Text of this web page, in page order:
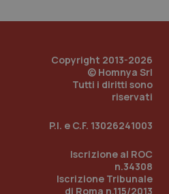
Copyright 2013-2026
© Homnya Srl
Tutti i diritti sono
riservati
P.I. e C.F. 13026241003
Iscrizione al ROC
n.34308
Iscrizione Tribunale
di Roma n.115/2013